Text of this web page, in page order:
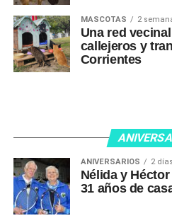
MASCOTAS 2
Una red
callejeros y
Corrientes
ANIVERSARIOS 2 días
Nélida y
31 años de